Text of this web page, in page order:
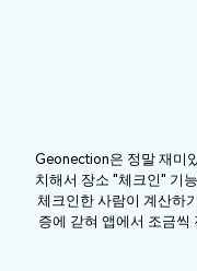
Geonection은 정말 재미
치해서 장소 "체크인" 기
체크인한 사람이 계산하
증에 갇혀 앱에서 조금씩